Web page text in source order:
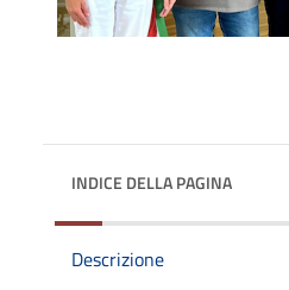
INDICE DELLA PAGINA
Descrizione